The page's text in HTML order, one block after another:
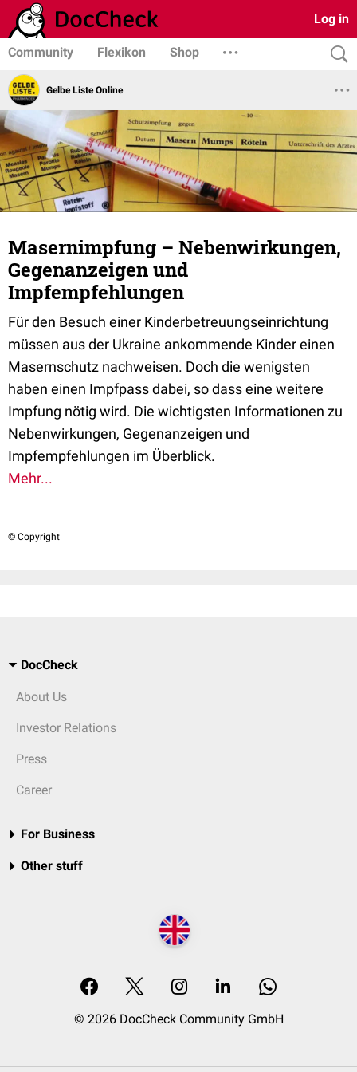
Log in
Community Flexikon Shop
Gelbe Liste Online
Masernimpfung – Nebenwirkungen,
Gegenanzeigen und
Impfempfehlungen
Für den Besuch einer Kinderbetreuungseinrichtung
müssen aus der Ukraine ankommende Kinder einen
Masernschutz nachweisen. Doch die wenigsten
haben einen Impfpass dabei, so dass eine weitere
Impfung nötig wird. Die wichtigsten Informationen zu
Nebenwirkungen, Gegenanzeigen und
Impfempfehlungen im Überblick.
Mehr...
© Copyright
DocCheck
About Us
Investor Relations
Press
Career
For Business
Other stuff
© 2026 DocCheck Community GmbH